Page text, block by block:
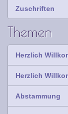
Zuschriften
Themen
Herzlich
Herzlich
Abstammung